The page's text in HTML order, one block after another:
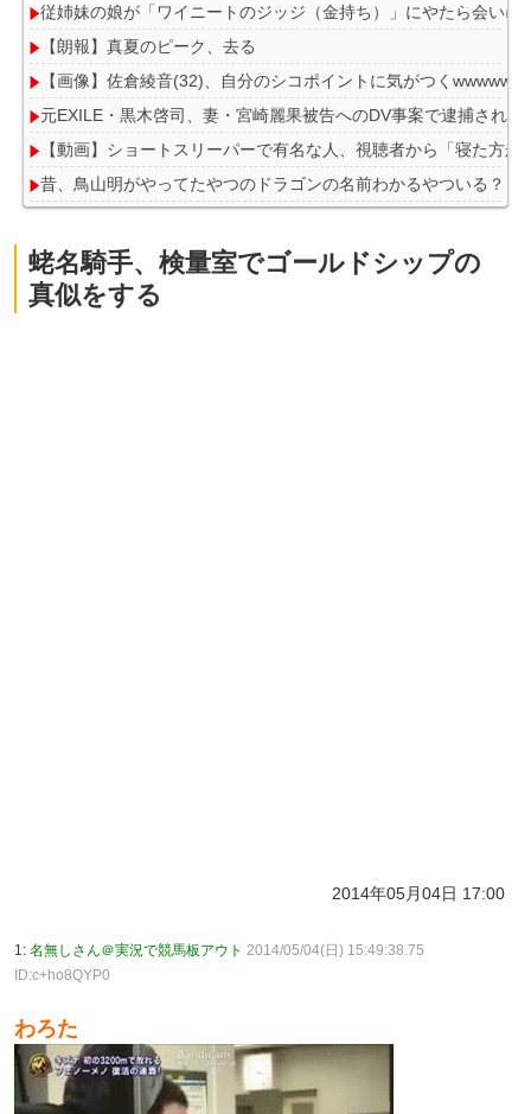
従姉妹の娘が「ワイニートのジッジ（金持ち）」にやたら会いに
【朗報】真夏のピーク、去る
【画像】佐倉綾音(32)、自分のシコポイントに気がつく
元EXILE・黒木啓司、妻・宮崎麗果被告へのDV事案で逮捕され
【動画】ショートスリーパーで有名な人、視聴者から「寝た方
昔、鳥山明がやってたやつのドラゴンの名前わかるやついる？
Powered by livedoor 相互RSS
蛯名騎手、検量室でゴールドシップの
真似をする
2014年05月04日 17:00
1: 名無しさん＠実況で競馬板アウト 2014/05/04(日) 15:49:38.75
ID:c+ho8QYP0
わろた